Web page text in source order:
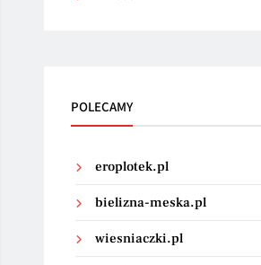
POLECAMY
eroplotek.pl
bielizna-meska.pl
wiesniaczki.pl